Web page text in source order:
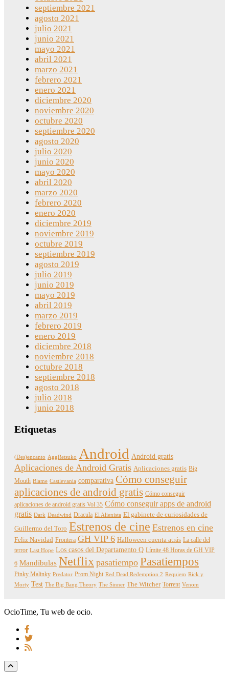
septiembre 2021
agosto 2021
julio 2021
junio 2021
mayo 2021
abril 2021
marzo 2021
febrero 2021
enero 2021
diciembre 2020
noviembre 2020
octubre 2020
septiembre 2020
agosto 2020
julio 2020
junio 2020
mayo 2020
abril 2020
marzo 2020
febrero 2020
enero 2020
diciembre 2019
noviembre 2019
octubre 2019
septiembre 2019
agosto 2019
julio 2019
junio 2019
mayo 2019
abril 2019
marzo 2019
febrero 2019
enero 2019
diciembre 2018
noviembre 2018
octubre 2018
septiembre 2018
agosto 2018
julio 2018
junio 2018
Etiquetas
(Des)encanto AggRetsuko Android Android gratis
Aplicaciones de Android Gratis Aplicaciones gratis Big
Mouth Blame Castlevania comparativa Cómo conseguir
aplicaciones de android gratis Cómo conseguir
aplicaciones de android gratis Vol 35 Cómo conseguir apps de android
gratis Dark Deadwind Dracula El Alienista El gabinete de curiosidades de
Guillermo del Toro Estrenos de cine Estrenos en cine
Feliz Navidad Frontera GH VIP 6 Halloween cuenta atrás La calle del
terror Last Hope Los casos del Departamento Q Límite 48 Horas de GH VIP
6 Mandíbulas Netflix pasatiempo Pasatiempos
Pinky Malinky Predator Prom Night Red Dead Redemption 2 Requiem Rick y
Morty Test The Big Bang Theory The Sinner The Witcher Torrent Venom
OcioTime, Tu web de ocio.